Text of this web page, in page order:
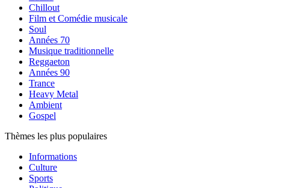
Chillout
Film et Comédie musicale
Soul
Années 70
Musique traditionnelle
Reggaeton
Années 90
Trance
Heavy Metal
Ambient
Gospel
Thèmes les plus populaires
Informations
Culture
Sports